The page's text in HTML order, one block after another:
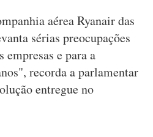
aérea Ryanair das
sérias preocupações
empresas e para a
recorda a parlamentar
entregue no